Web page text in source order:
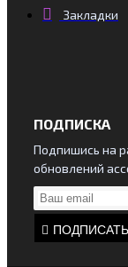
Закладки
ПОДПИСКА
Подпишись на
обновлений